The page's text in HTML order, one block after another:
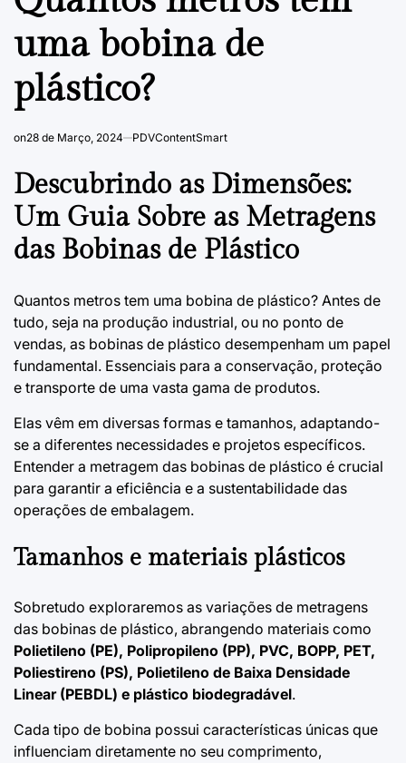
uma bobina de
plástico?
on28 de Março, 2024 PDVContentSmart
Descubrindo as Dimensões:
Um Guia Sobre as Metragens
das Bobinas de Plástico
Quantos metros tem uma bobina de plástico? Antes de
tudo, seja na produção industrial, ou no ponto de
vendas, as bobinas de plástico desempenham um papel
fundamental. Essenciais para a conservação, proteção
e transporte de uma vasta gama de produtos.
Elas vêm em diversas formas e tamanhos, adaptando-
se a diferentes necessidades e projetos específicos.
Entender a metragem das bobinas de plástico é crucial
para garantir a eficiência e a sustentabilidade das
operações de embalagem.
Tamanhos e materiais plásticos
Sobretudo exploraremos as variações de metragens
das bobinas de plástico, abrangendo materiais como
Polietileno (PE), Polipropileno (PP), PVC, BOPP, PET,
Poliestireno (PS), Polietileno de Baixa Densidade
Linear (PEBDL) e plástico biodegradável.
Cada tipo de bobina possui características únicas que
influenciam diretamente no seu comprimento,